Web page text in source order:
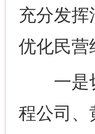
充分发
优化民营
一是切
程公司、